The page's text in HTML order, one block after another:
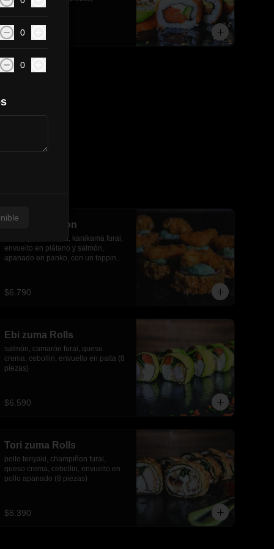
$6.890
Banana salmon
Palta, queso crema, kanikama furai,
envuelto en plátano y salmón,
apanado en panko, con un topping
$6.790
Ebi zuma Rolls
salmón, camarón furai, queso
crema, cebollin, envuelto en palta (8
piezas)
$6.590
Tori zuma Rolls
pollo teriyaki, champiñon furai,
queso crema, cebollin, envuelto en
pollo apanado (8 piezas)
$6.390
0
0